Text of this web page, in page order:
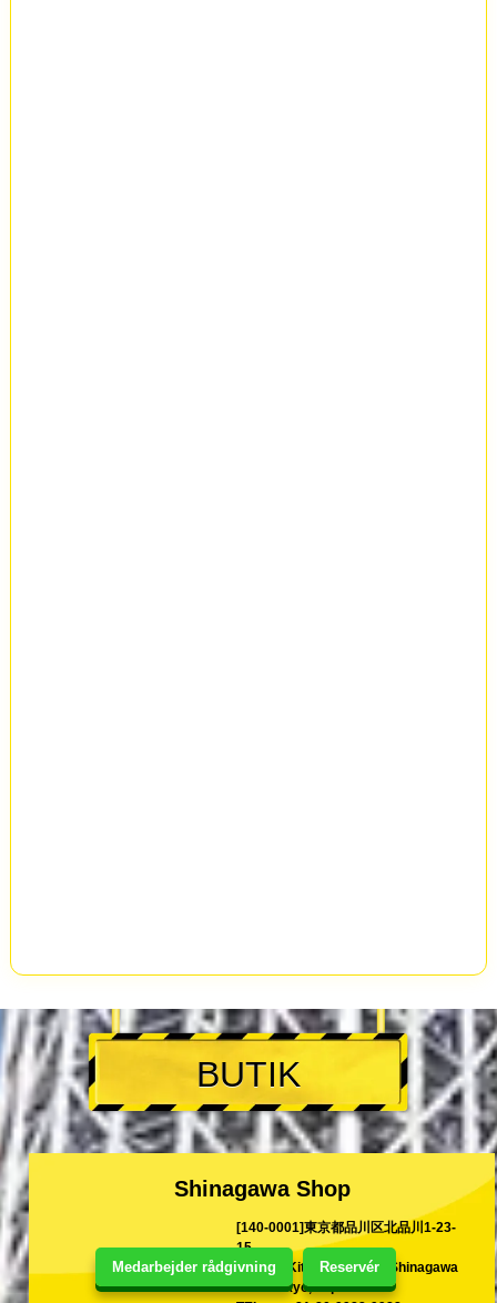
Medarbejder rådgivning Reservér
BUTIK
Shinagawa Shop
[140-0001]東京都品川区北品川1-23-
15
1-23-15 Kita-Shinagawa Shinagawa
ward Tokyo, Japan